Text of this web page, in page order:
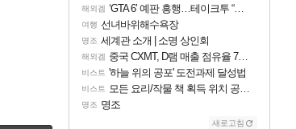
해외겜 ‘GTA 6’ 예판 흥행…테이크투 “내부 예상 크게 넘어”
여행 선녀바위해수욕장
명조 세계관 소개 | 소명 상인회
해외겜 중국 CXMT, D램 매출 점유율 7%…글로벌 4위로 부상
비스트 '하늘 위의 공포' 도전과제 달성법
비스트 모든 요리/작물 책 획득 위치 공략 (36개) - 미식가 도전과제
명조 명조
새로고침